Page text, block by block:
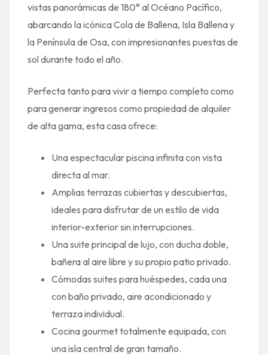
vistas panorámicas de 180° al Océano Pacífico,
abarcando la icónica Cola de Ballena, Isla Ballena y
la Península de Osa, con impresionantes puestas de
sol durante todo el año.
Perfecta tanto para vivir a tiempo completo como
para generar ingresos como propiedad de alquiler
de alta gama, esta casa ofrece:
Una espectacular piscina infinita con vista
directa al mar.
Amplias terrazas cubiertas y descubiertas,
ideales para disfrutar de un estilo de vida
interior-exterior sin interrupciones.
Una suite principal de lujo, con ducha doble,
bañera al aire libre y su propio patio privado.
Cómodas suites para huéspedes, cada una
con baño privado, aire acondicionado y
terraza individual.
Cocina gourmet totalmente equipada, con
una isla central de gran tamaño.